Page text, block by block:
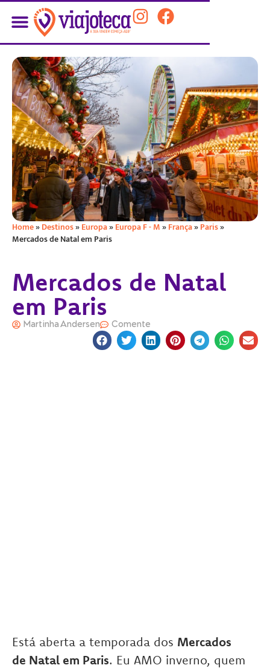
Home»Destinos»Europa»Europa F - M»França»Paris»
Mercados de Natal em Paris
Mercados de Natal
em Paris
Martinha Andersen Comente
Está aberta a temporada dos Mercados
de Natal em Paris. Eu AMO inverno, quem